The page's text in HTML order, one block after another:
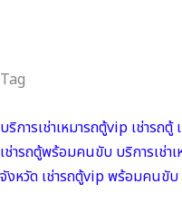
จังหวัด